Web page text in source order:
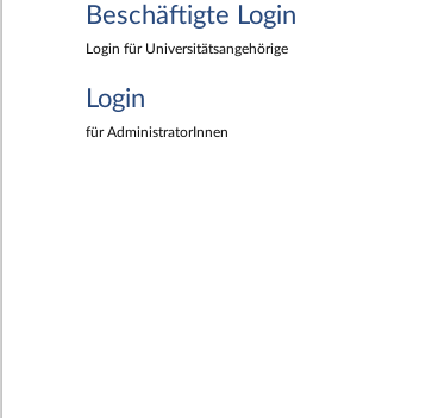
Beschäftigte Login
Login für Universitätsangehörige
Login
für AdministratorInnen